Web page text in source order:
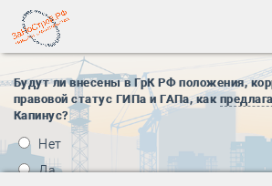
Будут ли внесены в ГрК РФ положения,
правовой статус ГИПа и ГАПа, как
Капинус?
Нет
Да